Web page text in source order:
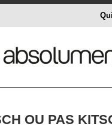
OU PAS